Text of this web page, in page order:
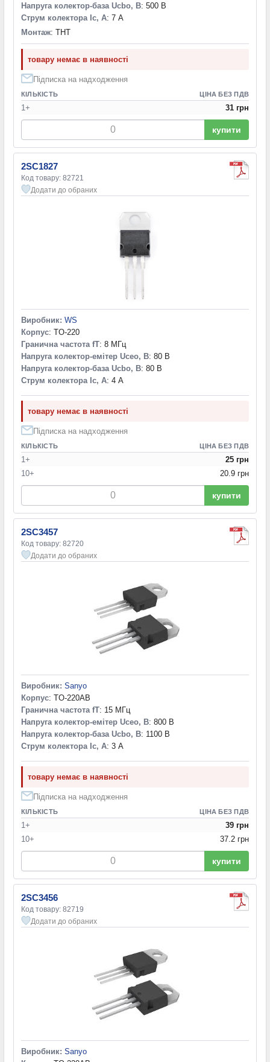
Напруга колектор-база Ucbo, В: 500 В
Струм колектора Ic, А: 7 А
Монтаж: THT
товару немає в наявності
Підписка на надходження
КІЛЬКІСТЬ ЦІНА БЕЗ ПДВ
1+ 31 грн
купити
2SC1827
Код товару: 82721
Додати до обраних
Виробник: WS
Корпус: TO-220
Гранична частота fT: 8 МГц
Напруга колектор-емітер Uceo, В: 80 В
Напруга колектор-база Ucbo, В: 80 В
Струм колектора Ic, А: 4 А
товару немає в наявності
Підписка на надходження
КІЛЬКІСТЬ ЦІНА БЕЗ ПДВ
1+
25 грн
10+
20.9 грн
купити
2SC3457
Код товару: 82720
Додати до обраних
Виробник: Sanyo
Корпус: TO-220AB
Гранична частота fT: 15 МГц
Напруга колектор-емітер Uceo, В: 800 В
Напруга колектор-база Ucbo, В: 1100 В
Струм колектора Ic, А: 3 А
товару немає в наявності
Підписка на надходження
КІЛЬКІСТЬ ЦІНА БЕЗ ПДВ
1+
39 грн
10+
37.2 грн
купити
2SC3456
Код товару: 82719
Додати до обраних
Виробник: Sanyo